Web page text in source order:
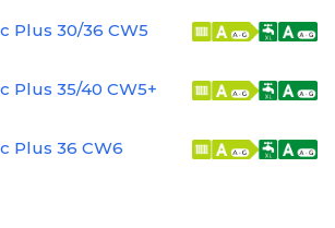
Plus 30/36 CW5
Plus 35/40 CW5+
Plus 36 CW6